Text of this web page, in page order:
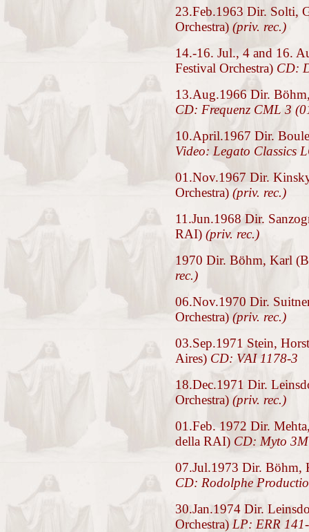
23.Feb.1963 Dir. Solti,
Orchestra) (priv. rec.)
14.-16. Jul., 4 and 16.
Festival Orchestra) CD:
13.Aug.1966 Dir.
CD: Frequenz CML 3
10.April.1967 Dir.
Video: Legato Classics
01.Nov.1967 Dir.
Orchestra) (priv. rec.)
11.Jun.1968 Dir.
RAI) (priv. rec.)
1970 Dir. Böhm, Karl
rec.)
06.Nov.1970 Dir.
Orchestra) (priv. rec.)
03.Sep.1971 Stein,
Aires) CD: VAI 1178-3
18.Dec.1971 Dir.
Orchestra) (priv. rec.)
01.Feb. 1972 Dir.
della RAI) CD: Myto
07.Jul.1973 Dir. Böhm,
CD: Rodolphe
30.Jan.1974 Dir.
Orchestra) LP: ERR